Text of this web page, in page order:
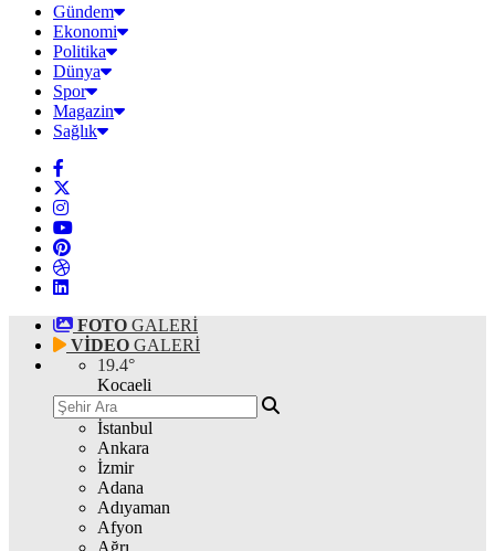
Gündem
Ekonomi
Politika
Dünya
Spor
Magazin
Sağlık
FOTO GALERİ
VİDEO GALERİ
19.4°
Kocaeli
İstanbul
Ankara
İzmir
Adana
Adıyaman
Afyon
Ağrı